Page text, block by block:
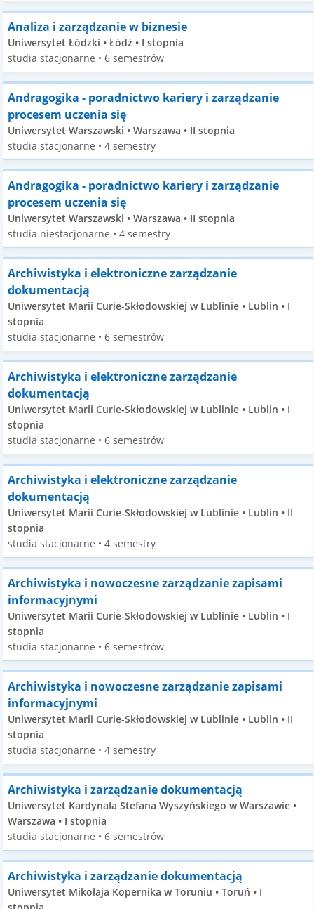
Analiza i zarządzanie w biznesie
Uniwersytet Łódzki • Łódź • I stopnia
studia stacjonarne • 6 semestrów
Andragogika - poradnictwo kariery i zarządzanie
procesem uczenia się
Uniwersytet Warszawski • Warszawa • II stopnia
studia stacjonarne • 4 semestry
Andragogika - poradnictwo kariery i zarządzanie
procesem uczenia się
Uniwersytet Warszawski • Warszawa • II stopnia
studia niestacjonarne • 4 semestry
Archiwistyka i elektroniczne zarządzanie
dokumentacją
Uniwersytet Marii Curie-Skłodowskiej w Lublinie • Lublin • I
stopnia
studia stacjonarne • 6 semestrów
Archiwistyka i elektroniczne zarządzanie
dokumentacją
Uniwersytet Marii Curie-Skłodowskiej w Lublinie • Lublin • I
stopnia
studia stacjonarne • 6 semestrów
Archiwistyka i elektroniczne zarządzanie
dokumentacją
Uniwersytet Marii Curie-Skłodowskiej w Lublinie • Lublin • II
stopnia
studia stacjonarne • 4 semestry
Archiwistyka i nowoczesne zarządzanie zapisami
informacyjnymi
Uniwersytet Marii Curie-Skłodowskiej w Lublinie • Lublin • I
stopnia
studia stacjonarne • 6 semestrów
Archiwistyka i nowoczesne zarządzanie zapisami
informacyjnymi
Uniwersytet Marii Curie-Skłodowskiej w Lublinie • Lublin • II
stopnia
studia stacjonarne • 4 semestry
Archiwistyka i zarządzanie dokumentacją
Uniwersytet Kardynała Stefana Wyszyńskiego w Warszawie •
Warszawa • I stopnia
studia stacjonarne • 6 semestrów
Archiwistyka i zarządzanie dokumentacją
Uniwersytet Mikołaja Kopernika w Toruniu • Toruń • I